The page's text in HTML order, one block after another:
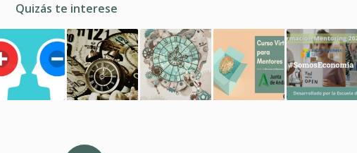
Quizás te interese